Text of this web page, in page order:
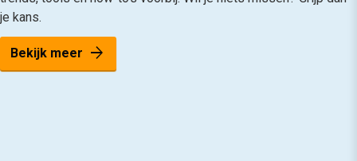
je kans.
Bekijk meer arrow_forward